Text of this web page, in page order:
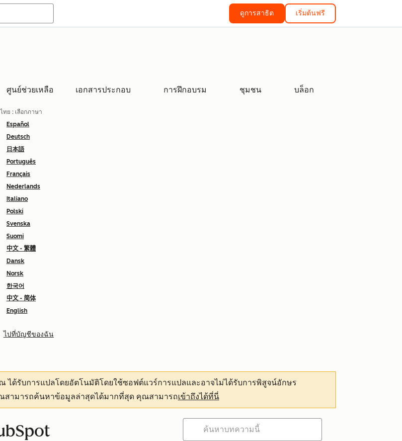
ดูการสาธิต เริ่มต้นฟรี
ศูนย์ช่วยเหลือ เอกสารประกอบ การฝึกอบรม ชุมชน บล็อก
ไทย : เลือกภาษา
Español
Deutsch
日本語
Português
Français
Nederlands
Italiano
Polski
Svenska
Suomi
中文 - 繁體
Dansk
Norsk
한국어
中文 - 简体
English
ไปที่บัญชีของฉัน
ณได้รับการแปลโดยอัตโนมัติโดยใช้ซอฟต์แวร์การแปลและอาจไม่ได้รับการพิสูจน์อักษร
ามารถค้นหาข้อมูลล่าสุดได้มากที่สุด คุณสามารถเข้าถึงได้ที่นี่